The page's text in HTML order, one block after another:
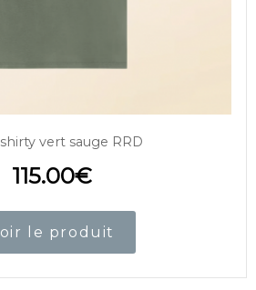
vert sauge RRD
115.00€
le produit